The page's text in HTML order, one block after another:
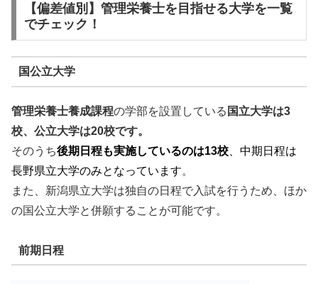
【偏差値別】管理栄養士を目指せる大学を一覧
でチェック！
国公立大学
管理栄養士養成課程の学部を設置している 国立大学は3
校、公立大学は20校です。
そのうち後期日程も実施しているのは13校 、中期日程は
長野県立大学のみとなっています。
また、新潟県立大学は独自の日程で入試を行うため、ほか
の国公立大学と併願することが可能です。
前期日程